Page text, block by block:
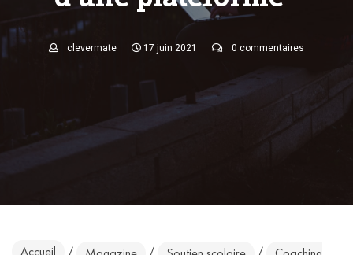
clevermate 17 juin 2021 0 commentaires
Accueil